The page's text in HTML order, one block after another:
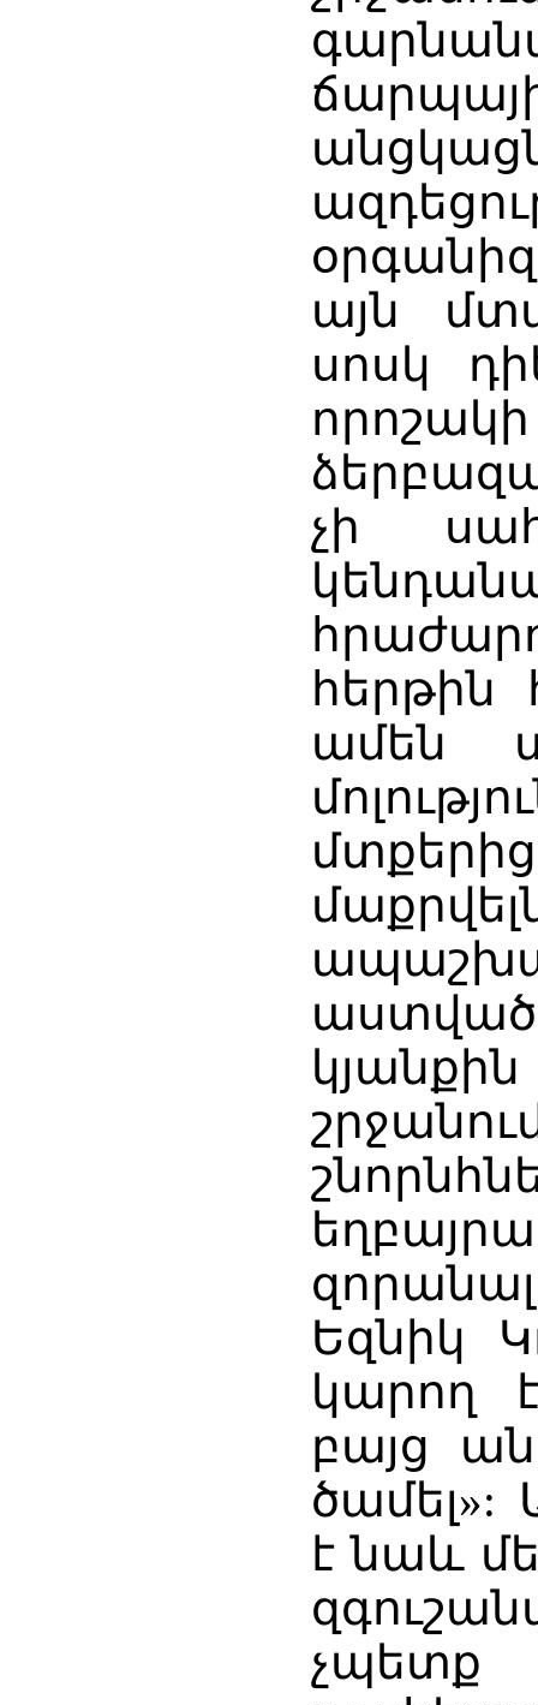
այն
սոսկ
չի
հերթին
ամեն
Եզնիկ
կարող
բայց
է նաև